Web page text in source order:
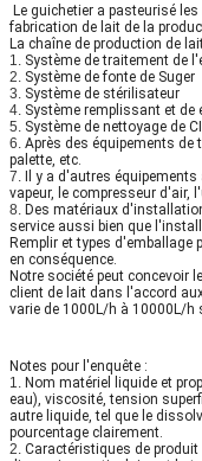
Le guichetier a pasteurisé
fabrication de lait de la
La chaîne de production de
1. Système de traitement de
2. Système de fonte de Suger
3. Système de stérilisateur
4. Système remplissant et de
5. Système de nettoyage de
6. Après des équipements de
palette, etc.
7. Il y a d'autres
vapeur, le compresseur d'air,
8. Des matériaux
service aussi bien que
Remplir et types d'emballage
en conséquence.
Notre société peut concevoir
client de lait dans l'accord
varie de 1000L/h à 10000L/h
Notes pour l'enquête :
1. Nom matériel liquide et
eau), viscosité, tension
autre liquide, tel que le
pourcentage clairement.
2. Caractéristiques de produit